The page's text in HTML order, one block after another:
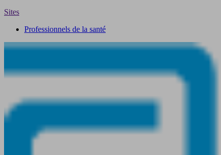
Sites
Professionnels de la santé